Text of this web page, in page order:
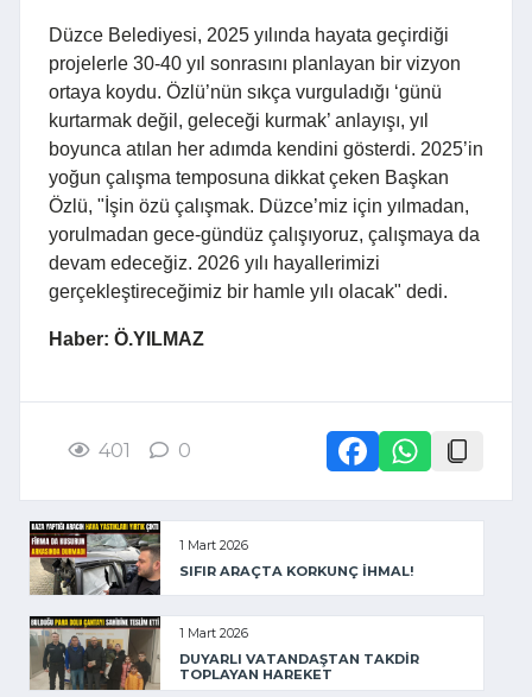
Düzce Belediyesi, 2025 yılında hayata geçirdiği
projelerle 30-40 yıl sonrasını planlayan bir vizyon
ortaya koydu. Özlü’nün sıkça vurguladığı ‘günü
kurtarmak değil, geleceği kurmak’ anlayışı, yıl
boyunca atılan her adımda kendini gösterdi. 2025’in
yoğun çalışma temposuna dikkat çeken Başkan
Özlü, "İşin özü çalışmak. Düzce’miz için yılmadan,
yorulmadan gece-gündüz çalışıyoruz, çalışmaya da
devam edeceğiz. 2026 yılı hayallerimizi
gerçekleştireceğimiz bir hamle yılı olacak" dedi.
Haber: Ö.YILMAZ
401 0
1 Mart 2026
SIFIR ARAÇTA KORKUNÇ İHMAL!
1 Mart 2026
DUYARLI VATANDAŞTAN TAKDİR
TOPLAYAN HAREKET